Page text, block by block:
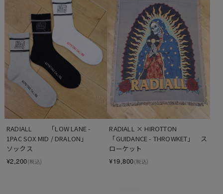
RADIALL  　　「LOW LANE -
1PAC SOX MID / DRALON」
ソックス
¥2,200(税込)
RADIALL × HIROTTON
「GUIDANCE - THROWKET」　ス
ローケット
¥19,800(税込)